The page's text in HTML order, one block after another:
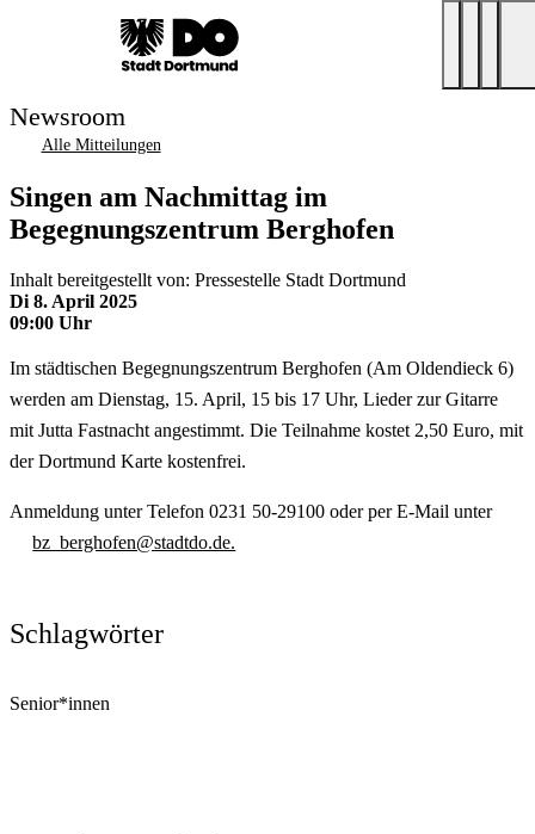
Newsroom
Alle Mitteilungen
Singen am Nachmittag im
Begegnungszentrum Berghofen
Inhalt bereitgestellt von: Pressestelle Stadt Dortmund
Di 8. April 2025
09:00 Uhr
Im städtischen Begegnungszentrum Berghofen (Am Oldendieck 6)
werden am Dienstag, 15. April, 15 bis 17 Uhr, Lieder zur Gitarre
mit Jutta Fastnacht angestimmt. Die Teilnahme kostet 2,50 Euro, mit
der Dortmund Karte kostenfrei.
Anmeldung unter Telefon 0231 50-29100 oder per E-Mail unter
bz_berghofen@stadtdo.de.
Schlagwörter
Senior*innen